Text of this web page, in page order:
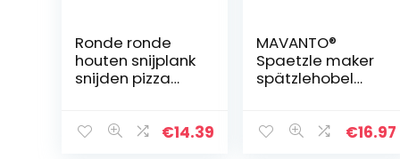
Ronde ronde
houten snijplank
snijden pizza
30cm
€14.39
MAVANTO®
Spaetzle maker
spätzlehobel
zelfgemaakte
€16.97